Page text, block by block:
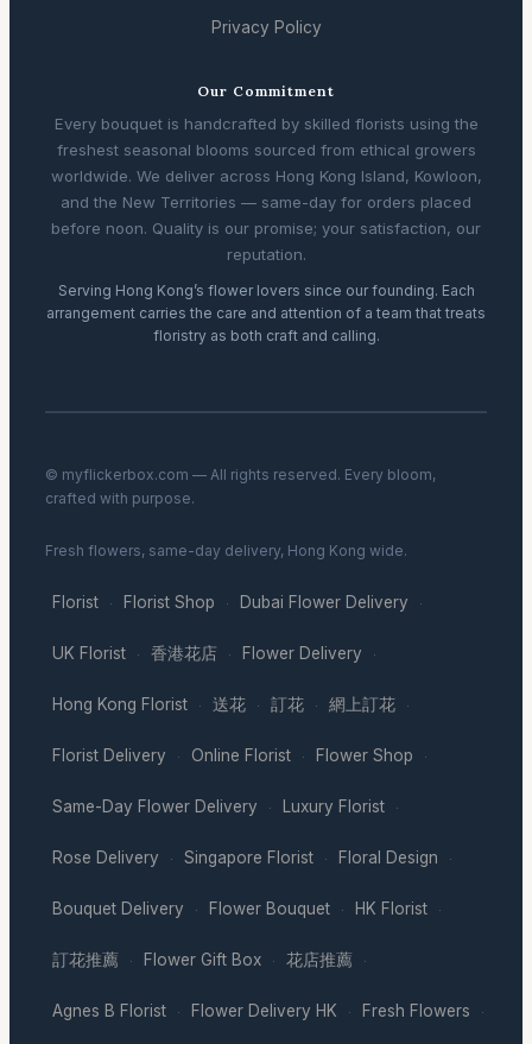
Privacy Policy
Our Commitment
Every bouquet is handcrafted by skilled florists using the
freshest seasonal blooms sourced from ethical growers
worldwide. We deliver across Hong Kong Island, Kowloon,
and the New Territories — same-day for orders placed
before noon. Quality is our promise; your satisfaction, our
reputation.
Serving Hong Kong’s flower lovers since our founding. Each
arrangement carries the care and attention of a team that treats
floristry as both craft and calling.
© myflickerbox.com — All rights reserved. Every bloom,
crafted with purpose.
Fresh flowers, same-day delivery, Hong Kong wide.
Florist · Florist Shop · Dubai Flower Delivery ·
UK Florist · 香港花店 · Flower Delivery ·
Hong Kong Florist · 送花 · 訂花 · 網上訂花 ·
Florist Delivery · Online Florist · Flower Shop ·
Same-Day Flower Delivery · Luxury Florist ·
Rose Delivery · Singapore Florist · Floral Design ·
Bouquet Delivery · Flower Bouquet · HK Florist ·
訂花推薦 · Flower Gift Box · 花店推薦 ·
Agnes B Florist · Flower Delivery HK · Fresh Flowers ·